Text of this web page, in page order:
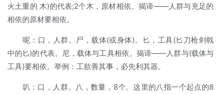
火土重的 木)的代表;2个木，原材相依。揭谛——人群与充足的
相依的原材要相依。
呢：口，人群。尸，载体(或身体)。匕，工具(匕刀枪剑戟
中的匕)的代表。尼，载体与工具相依。揭谛——人群与(载体与
工具)要相依。举例：工欲善其事，必先利其器。
叭：口，人群。八，数量，8个。这里的八指一个起点的8